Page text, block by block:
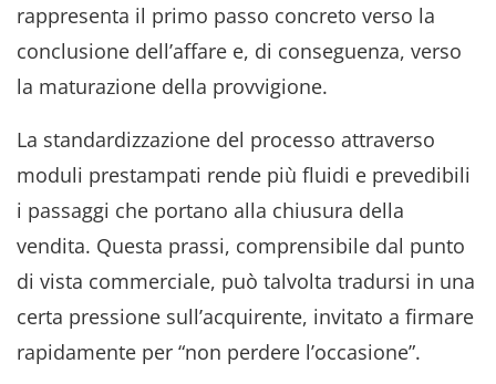
rappresenta il primo passo concreto verso la
conclusione dell’affare e, di conseguenza, verso
la maturazione della provvigione.
La standardizzazione del processo attraverso
moduli prestampati rende più fluidi e prevedibili
i passaggi che portano alla chiusura della
vendita. Questa prassi, comprensibile dal punto
di vista commerciale, può talvolta tradursi in una
certa pressione sull’acquirente, invitato a firmare
rapidamente per “non perdere l’occasione”.